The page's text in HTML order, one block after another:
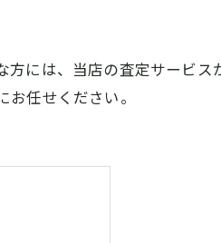
には、当店の査定サービス
任せください。